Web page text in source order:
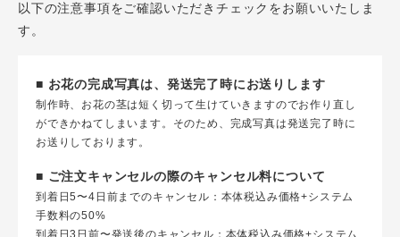
以下の注意事項をご確認いただきチェックをお願いいたしま
す。
■ お花の完成写真は、発送完了時にお送りします
制作時、お花の茎は短く切って生けていきますのでお作り直し
ができかねてしまいます。そのため、完成写真は発送完了時に
お送りしております。
■ ご注文キャンセルの際のキャンセル料について
到着日5〜4日前までのキャンセル：本体税込み価格+システム
手数料の50%